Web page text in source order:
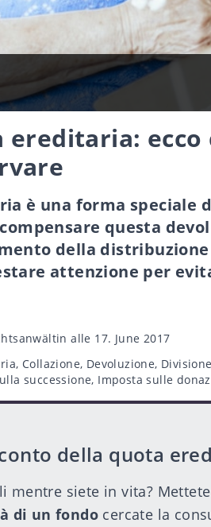
ecco
è una forma speciale
questa
della
attenzione per
alle 17. June 2017
, Collazione, Devoluzione,
successione, Imposta sulle
della quota
mentre siete in vita?
di un fondo cercate la